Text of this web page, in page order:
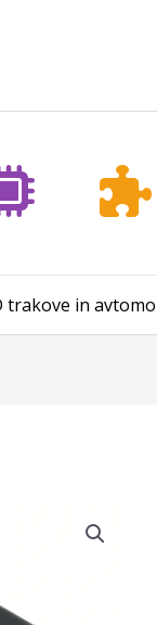
trakove in